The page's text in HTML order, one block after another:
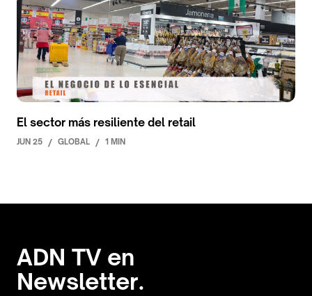
El sector más resiliente del retail
JUN 25 / GLOBAL / 1 MIN
ADN TV en
Newsletter.